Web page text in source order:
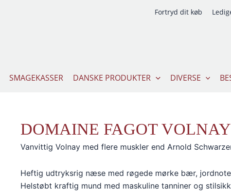
Fortryd dit køb
SMAGEKASSER DANSKE PRODUKTER DIVERSE
DOMAINE FAGOT
Vanvittig Volnay med flere muskler end Arnold
Heftig udtryksrig næse med røgede mørke bær,
Helstøbt kraftig mund med maskuline tanniner og